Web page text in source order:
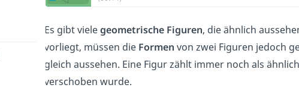
Es gibt vielegeometrische Figuren, die ähnlich
vorliegt, müssen die Formen von zwei Figuren jedoch
gleich aussehen. Eine Figur zählt immer noch als
verschoben wurde.